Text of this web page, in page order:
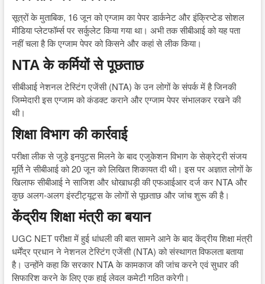
सूत्रों के मुताबिक, 16 जून को एग्जाम का पेपर डार्कनेट और इंक्रिप्टेड सोशल
मीडिया प्लेटफॉर्म्स पर सर्कुलेट किया गया था। अभी तक सीबीआई को यह पता
नहीं चला है कि एग्जाम पेपर को किसने और कहां से लीक किया।
NTA के कर्मियों से पूछताछ
सीबीआई नेशनल टेस्टिंग एजेंसी (NTA) के उन लोगों के संपर्क में है जिनकी
जिम्मेदारी इस एग्जाम को कंडक्ट कराने और एग्जाम पेपर संभालकर रखने की
थी।
शिक्षा विभाग की कार्रवाई
परीक्षा लीक से जुड़े इनपुट्स मिलने के बाद एजुकेशन विभाग के सेक्रेट्री संजय
मूर्ति ने सीबीआई को 20 जून को लिखित शिकायत दी थी। इस पर अज्ञात लोगों के
खिलाफ सीबीआई ने साजिश और धोखाधड़ी की एफआईआर दर्ज कर NTA और
कुछ अलग-अलग इंस्टीट्यूट्स के लोगों से पूछताछ और जांच शुरू की है।
केंद्रीय शिक्षा मंत्री का बयान
UGC NET परीक्षा में हुई धांधली की बात सामने आने के बाद केंद्रीय शिक्षा मंत्री
धर्मेंद्र प्रधान ने नेशनल टेस्टिंग एजेंसी (NTA) को संस्थागत विफलता बताया
है। उन्होंने कहा कि सरकार NTA के कामकाज की जांच करने एवं सुधार की
सिफारिश करने के लिए एक हाई लेवल कमेटी गठित करेगी।